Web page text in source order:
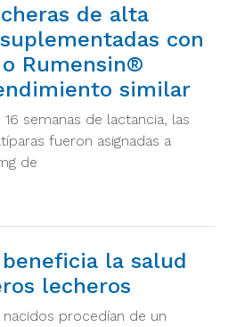
de alta
con
Rumensin®
similar
semanas de lactancia, las
fueron asignadas a
de
la salud
lecheros
procedían de un